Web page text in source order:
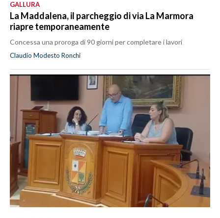
GALLURA
La Maddalena, il parcheggio di via La Marmora
riapre temporaneamente
Concessa una proroga di 90 giorni per completare i lavori
Claudio Modesto Ronchi